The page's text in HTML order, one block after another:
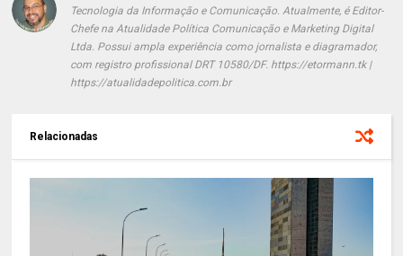
Tecnologia da Informação e Comunicação. Atualmente, é Editor-
Chefe na Atualidade Política Comunicação e Marketing Digital
Ltda. Possui ampla experiência como jornalista e diagramador,
com registro profissional DRT 10580/DF. https://etormann.tk |
https://atualidadepolitica.com.br
Relacionadas